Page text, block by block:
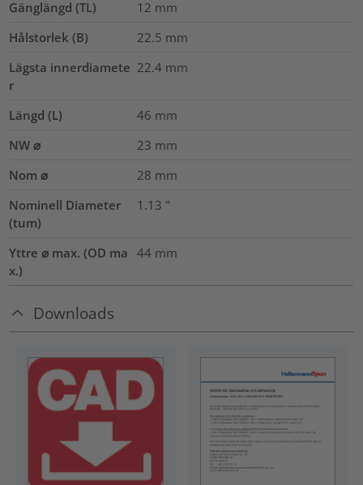
Gänglängd (TL) 12 mm
Hålstorlek (B)
22.5 mm
Lägsta innerdiamete
r
22.4 mm
Längd (L) 46 mm
NW ⌀
23 mm
Nom ⌀
28 mm
Nominell Diameter
(tum)
1.13 "
Yttre ⌀ max. (OD ma
x.)
44 mm
Downloads